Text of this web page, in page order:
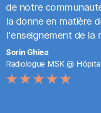
de notre
la donne en matière
l'enseignement de la
Sorin Ghiea
Radiologue MSK @